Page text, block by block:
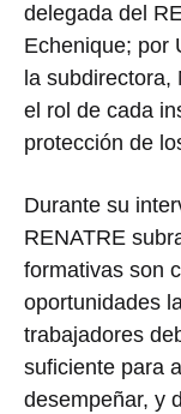
delegada del
Echenique; por
la
el rol de cada
protección de
Durante su
RENATRE
formativas son
oportunidades
trabajadores
suficiente para
desempeñar, y